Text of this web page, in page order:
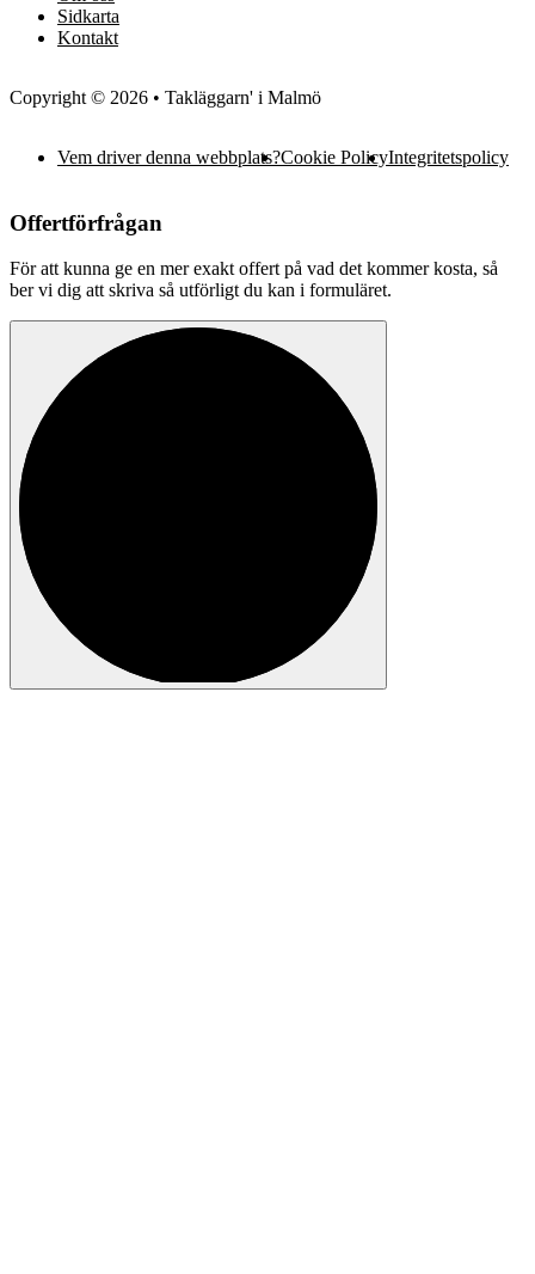
Sidkarta
Kontakt
Copyright © 2026 • Takläggarn' i Malmö
Vem driver denna webbplats?Cookie PolicyIntegritetspolicy
Offertförfrågan
För att kunna ge en mer exakt offert på vad det kommer kosta, så
ber vi dig att skriva så utförligt du kan i formuläret.